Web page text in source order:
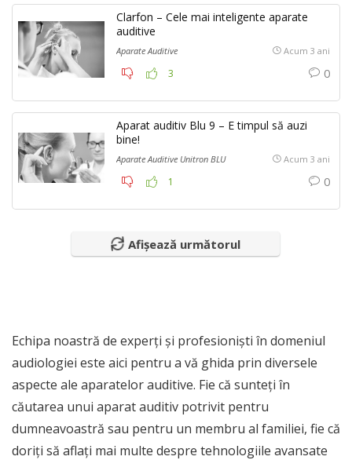
Clarfon – Cele mai inteligente aparate
auditive
Aparate Auditive Acum 3 ani
3 0
Aparat auditiv Blu 9 – E timpul să auzi
bine!
Aparate Auditive Unitron BLU Acum 3 ani
1 0
Afișează următorul
Echipa noastră de experți și profesioniști în domeniul
audiologiei este aici pentru a vă ghida prin diversele
aspecte ale aparatelor auditive. Fie că sunteți în
căutarea unui aparat auditiv potrivit pentru
dumneavoastră sau pentru un membru al familiei, fie că
doriți să aflați mai multe despre tehnologiile avansate